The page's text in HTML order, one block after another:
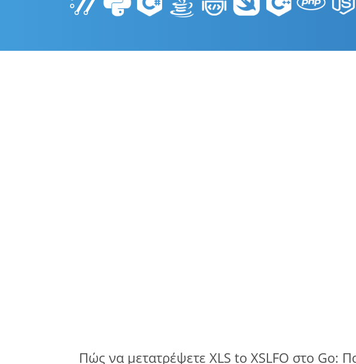
Πώς να μετατρέψετε XLS to XSLFO στο Go: